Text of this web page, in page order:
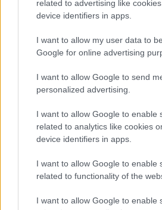
related to advertising like
device identifiers in apps.
I want to allow my user data to
Google for online advertising
I want to allow Google to send
personalized advertising.
I want to allow Google to enable
related to analytics like cookies
device identifiers in apps.
I want to allow Google to enable
related to functionality of the
I want to allow Google to enable
1080p felbontás, magas
Op. rendszer: Windows 10
Processzor: Intel Core i7-9700K
3700X
Videokártya: NVIDIA GeForce
AMD Radeon RX 6800 XT
RAM: 16 GB
Szabad hely: 20 GB M.2 SSD
Layers of Fear ajánlott
bekapcsolásával, 4K-ban: